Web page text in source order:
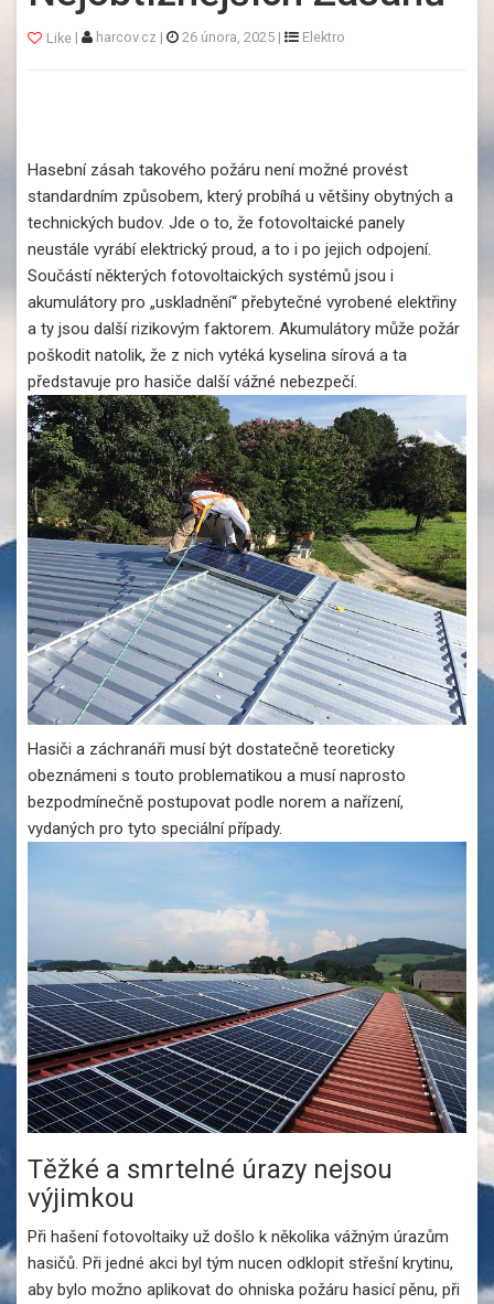
Like| harcov.cz | 26 února, 2025| Elektro
Hasební zásah takového požáru není možné provést
standardním způsobem, který probíhá u většiny obytných a
technických budov. Jde o to, že fotovoltaické panely
neustále vyrábí elektrický proud, a to i po jejich odpojení.
Součástí některých fotovoltaických systémů jsou i
akumulátory pro „uskladnění“ přebytečné vyrobené elektřiny
a ty jsou další rizikovým faktorem. Akumulátory může požár
poškodit natolik, že z nich vytéká kyselina sírová a ta
představuje pro hasiče další vážné nebezpečí.
Hasiči a záchranáři musí být dostatečně teoreticky
obeznámeni s touto problematikou a musí naprosto
bezpodmínečně postupovat podle norem a nařízení,
vydaných pro tyto speciální případy.
Těžké a smrtelné úrazy nejsou
výjimkou
Při hašení fotovoltaiky už došlo k několika vážným úrazům
hasičů. Při jedné akci byl tým nucen odklopit střešní krytinu,
aby bylo možno aplikovat do ohniska požáru hasicí pěnu, při